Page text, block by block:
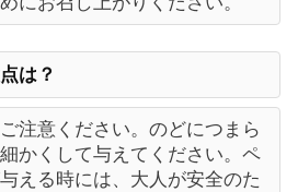
は？
注意ください。のどにつまら
かくして与えてください。ペ
える時には、大人が安全のた